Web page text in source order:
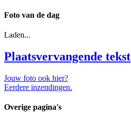
Foto van de dag
Laden...
Plaatsvervangende tekst
Jouw foto ook hier?
Eerdere inzendingen.
Overige pagina's